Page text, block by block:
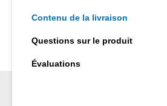
Contenu de la livraison
Questions sur le produit
Évaluations